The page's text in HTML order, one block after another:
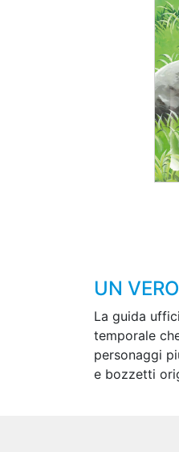
UN
La guida
temporale
personaggi
e bozzetti